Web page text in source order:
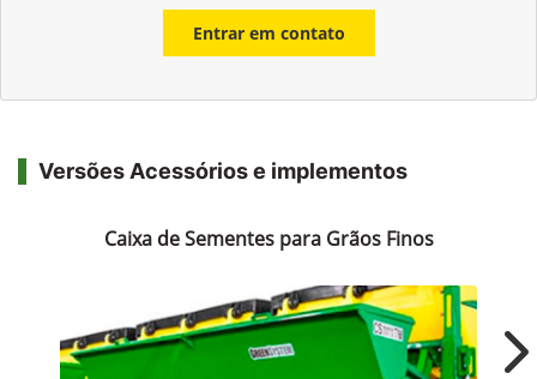
Entrar em contato
Versões Acessórios e implementos
Caixa de Sementes para Grãos Finos